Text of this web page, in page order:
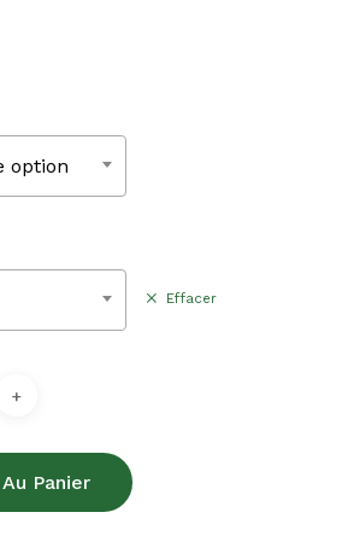
option
Effacer
Panier